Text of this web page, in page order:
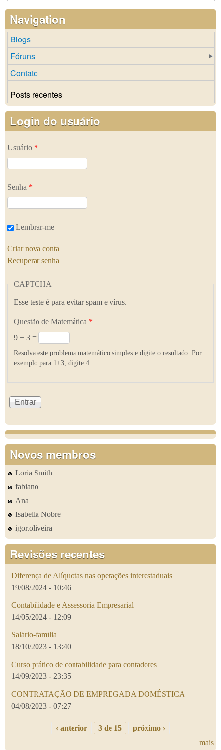
Navigation
Blogs
Fóruns
Contato
Posts recentes
Login do usuário
Usuário *
Senha *
Lembrar-me
Criar nova conta
Recuperar senha
CAPTCHA
Esse teste é para evitar spam e vírus.
Questão de Matemática *
9 + 3 =
Resolva este problema matemático simples e digite o resultado. Por
exemplo para 1+3, digite 4.
Novos membros
Loria Smith
fabiano
Ana
Isabella Nobre
igor.oliveira
Revisões recentes
Diferença de Alíquotas nas operações interestaduais
19/08/2024 - 10:46
Contabilidade e Assessoria Empresarial
14/05/2024 - 12:09
Salário-família
18/10/2023 - 13:40
Curso prático de contabilidade para contadores
14/09/2023 - 23:35
CONTRATAÇÃO DE EMPREGADA DOMÉSTICA
04/08/2023 - 07:27
‹ anterior 3 de 15
próximo ›
mais